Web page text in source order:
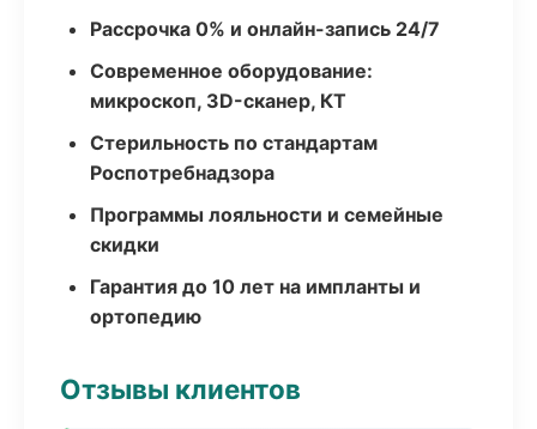
Рассрочка 0% и онлайн-запись 24/7
Современное оборудование:
микроскоп, 3D-сканер, КТ
Стерильность по стандартам
Роспотребнадзора
Программы лояльности и семейные
скидки
Гарантия до 10 лет на импланты и
ортопедию
Отзывы клиентов